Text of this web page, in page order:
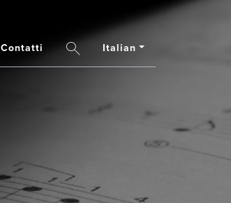
Contatti SearchItalian